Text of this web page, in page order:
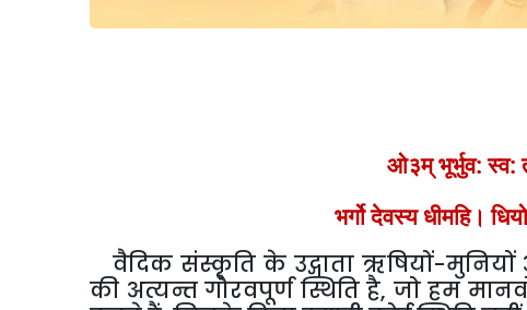
ओ३म् भूर्भुव: स्व:
भर्गो देवस्य धीमहि।
वैदिक संस्कृति के उद्गाता ऋषियों-
की अत्यन्त गौरवपूर्ण स्थिति है, जो हम